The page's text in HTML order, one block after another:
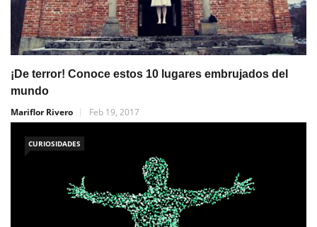
¡De terror! Conoce estos 10 lugares embrujados del
mundo
Mariflor Rivero
Feb 19, 2017
CURIOSIDADES